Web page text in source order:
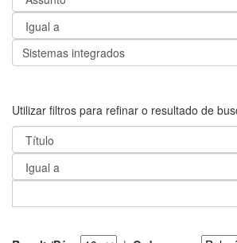
Utilizar filtros para refinar o resultado de